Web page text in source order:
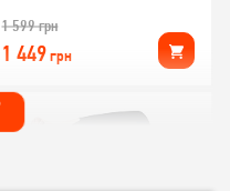
1 599грн
1 449грн